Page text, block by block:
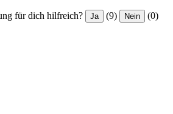
für dich hilfreich? Ja (9) Nein (0)